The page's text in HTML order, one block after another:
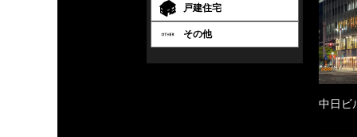
戸建住宅
その他
中日ビ